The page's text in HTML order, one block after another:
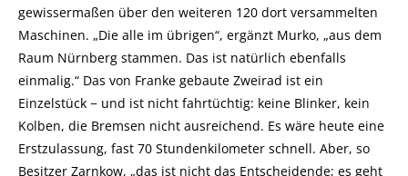
gewissermaßen über den weiteren 120 dort versammelten
Maschinen. „Die alle im übrigen“, ergänzt Murko, „aus dem
Raum Nürnberg stammen. Das ist natürlich ebenfalls
einmalig.“ Das von Franke gebaute Zweirad ist ein
Einzelstück − und ist nicht fahrtüchtig: keine Blinker, kein
Kolben, die Bremsen nicht ausreichend. Es wäre heute eine
Erstzulassung, fast 70 Stundenkilometer schnell. Aber, so
Besitzer Zarnkow, „das ist nicht das Entscheidende; es geht